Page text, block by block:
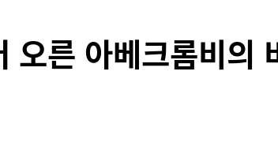
오른 아베크롬비의